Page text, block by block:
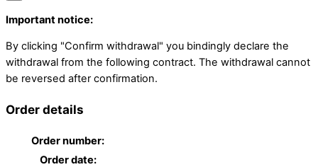
Important notice:
By clicking "Confirm withdrawal" you bindingly declare the
withdrawal from the following contract. The withdrawal cannot
be reversed after confirmation.
Order details
Order number:
Order date: